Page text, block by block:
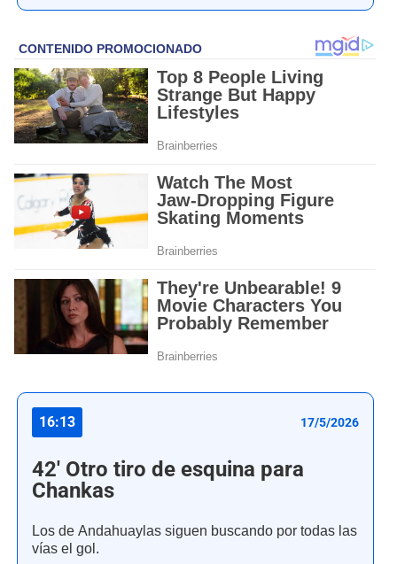
16:13 17/5/2026
42' Otro tiro de esquina para
Chankas
Los de Andahuaylas siguen buscando por todas las
vías el gol.